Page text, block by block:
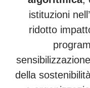
istituzioni
ridotto
della